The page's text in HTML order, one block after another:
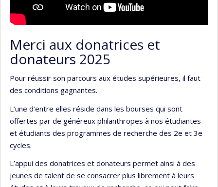
Merci aux donatrices et
donateurs 2025
Pour réussir son parcours aux études supérieures, il faut
des conditions gagnantes.
L’une d’entre elles réside dans les bourses qui sont
offertes par de généreux philanthropes à nos étudiantes
et étudiants des programmes de recherche des 2e et 3e
cycles.
L’appui des donatrices et donateurs permet ainsi à des
jeunes de talent de se consacrer plus librement à leurs